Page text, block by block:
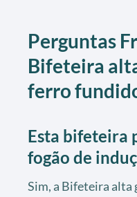
Perguntas
Bifeteira
ferro
Esta bifeteira
fogão de
Sim, a Bifeteira alta